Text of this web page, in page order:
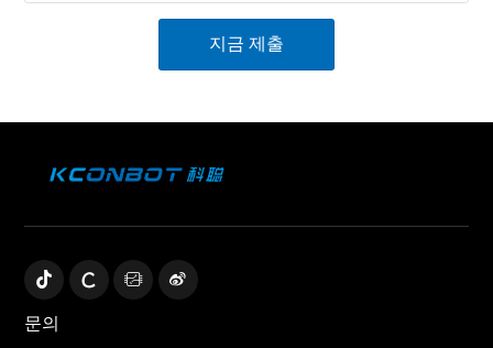
지금 제출
문의